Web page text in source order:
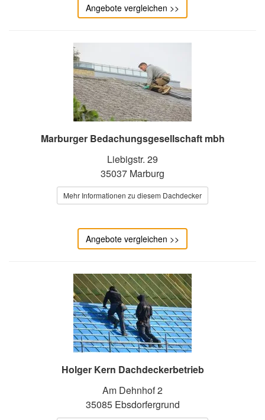
Angebote vergleichen >>
Marburger Bedachungsgesellschaft mbh
Liebigstr. 29
35037 Marburg
Mehr Informationen zu diesem Dachdecker
Angebote vergleichen >>
Holger Kern Dachdeckerbetrieb
Am Dehnhof 2
35085 Ebsdorfergrund